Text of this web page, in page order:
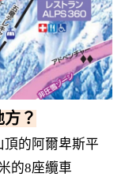
？
頂的阿爾卑斯平
的8座纜車